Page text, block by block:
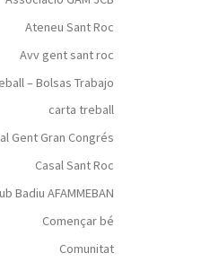
Ateneu Sant Roc
Avv gent sant roc
– Bolsas Trabajo
carta treball
Gent Gran Congrés
Casal Sant Roc
Badiu AFAMMEBAN
Començar bé
Comunitat